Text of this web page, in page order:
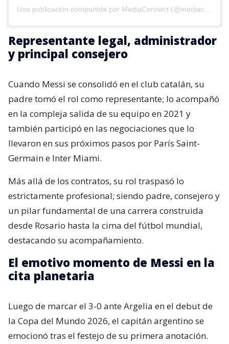
Representante legal, administrador
y principal consejero
Cuando Messi se consolidó en el club catalán, su
padre tomó el rol como representante; lo acompañó
en la compleja salida de su equipo en 2021 y
también participó en las negociaciones que lo
llevaron en sus próximos pasos por París Saint-
Germain e Inter Miami.
Más allá de los contratos, su rol traspasó lo
estrictamente profesional; siendo padre, consejero y
un pilar fundamental de una carrera construida
desde Rosario hasta la cima del fútbol mundial,
destacando su acompañamiento.
El emotivo momento de Messi en la
cita planetaria
Luego de marcar el 3-0 ante Argelia en el debut de
la Copa del Mundo 2026, el capitán argentino se
emocionó tras el festejo de su primera anotación.